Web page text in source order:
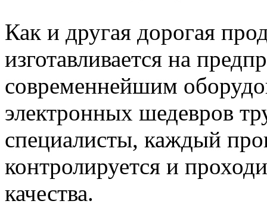
Как и другая дорогая
изготавливается на
современнейшим
электронных шедевров
специалисты, каждый
контролируется и
качества.